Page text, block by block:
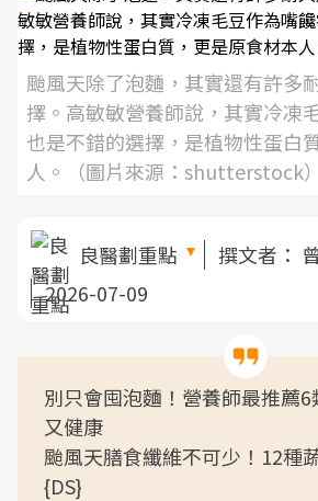
颱風天除了泡麵，其實還有許多
擇。高敏敏營養師說，其實冷凍
也是不錯的選擇，是植物性蛋白
人。（圖片來源：shutterstock）
良醫劃重點 撰文者：
2026-07-09
別只會囤泡麵！營養師最推薦
又健康
颱風天膳食纖維不可少！12種
{DS}